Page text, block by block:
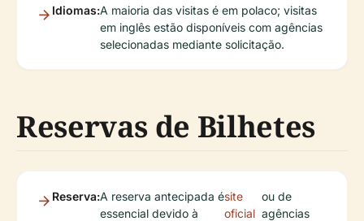
Idiomas:A maioria das visitas é em polaco; visitas
em inglês estão disponíveis com agências
selecionadas mediante solicitação.
Reservas de Bilhetes
Reserva:A reserva antecipada é
essencial devido à
site
oficial
ou de
agências